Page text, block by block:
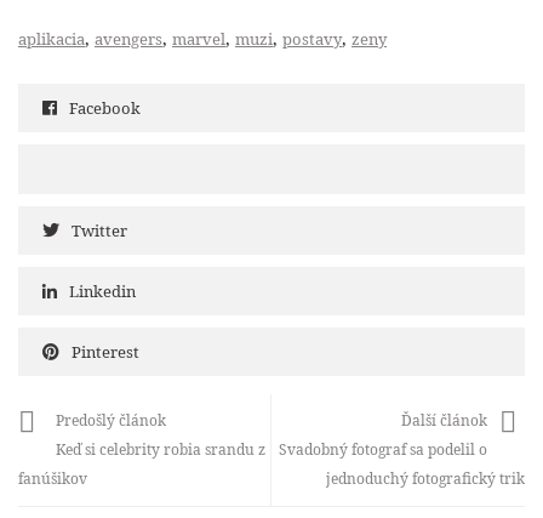
aplikacia, avengers, marvel, muzi, postavy, zeny
Facebook
Twitter
Linkedin
Pinterest
Predošlý článok
Keď si celebrity robia srandu z
fanúšikov
Ďalší článok
Svadobný fotograf sa podelil o
jednoduchý fotografický trik